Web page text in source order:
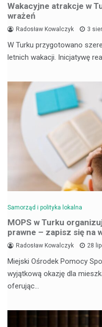
Wakacyjne atrakcje w
wrażeń
Radosław Kowalczyk 3
W Turku przygotowano
letnich wakacji. Inicjatywę
Samorząd i polityka lokalna
MOPS w Turku
prawne – zapisz się na
Radosław Kowalczyk 28
Miejski Ośrodek Pomocy
wyjątkową okazję dla
oferując…